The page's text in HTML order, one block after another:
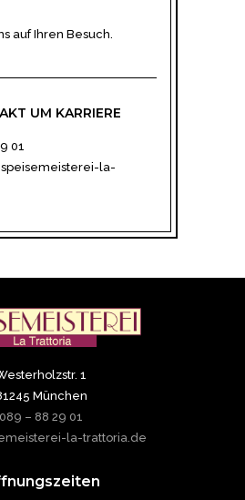
auf Ihren Besuch.
UM KARRIERE
01
la-
1
München
089 – 88 29 01
la-trattoria.de